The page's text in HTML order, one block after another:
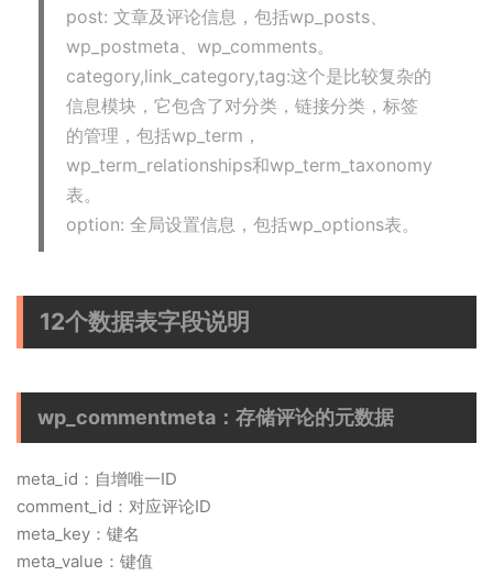
post: 文章及评论信息，包括wp_posts、
wp_postmeta、wp_comments。
category,link_category,tag:这个是比较复杂的
信息模块，它包含了对分类，链接分类，标签
的管理，包括wp_term，
wp_term_relationships和wp_term_taxonomy
表。
option: 全局设置信息，包括wp_options表。
12个数据表字段说明
wp_commentmeta：存储评论的元数据
meta_id：自增唯一ID
comment_id：对应评论ID
meta_key：键名
meta_value：键值